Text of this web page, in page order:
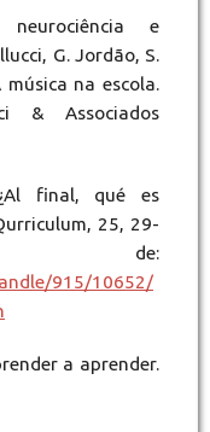
e
G. Jordão, S.
na escola.
& Associados
final, qué es
25, 29-
de:
915/10652/
a aprender.